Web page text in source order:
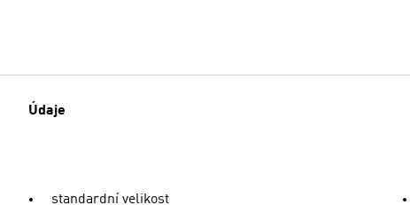
Údaje
standardní velikost